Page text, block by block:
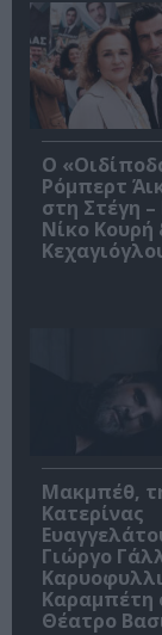
O
Ρόμπερτ
στη Στέγη
Νίκο
Μακμπέθ,
Κατερίνας
Γιώργο
Καραμπέτη
Θέατρο